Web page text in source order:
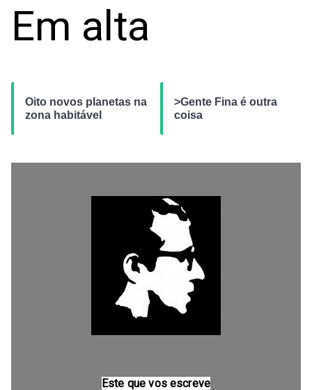
Em alta
Oito novos planetas na
zona habitável
>Gente Fina é outra
coisa
Este que vos escreve